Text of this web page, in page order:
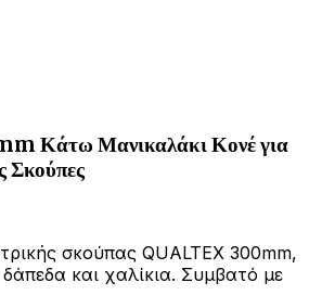
Κάτω Μανικαλάκι Κονέ για
Σκούπες
σκούπας QUALTEX 300mm,
δάπεδα και χαλίκια. Συμβατό με